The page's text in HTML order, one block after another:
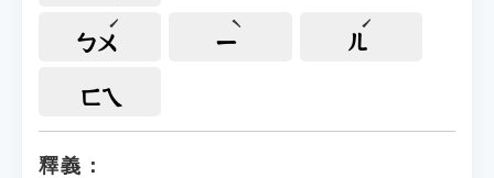
ㄅㄨ ㄧ ㄦ
ㄈㄟ
釋義：